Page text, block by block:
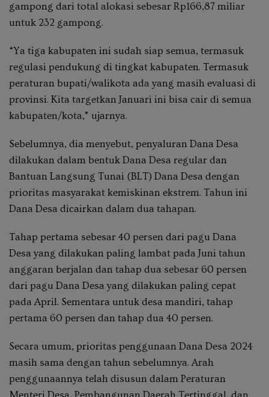
gampong dari total alokasi sebesar Rp166,87 miliar
untuk 232 gampong.
“Ya tiga kabupaten ini sudah siap semua, termasuk
regulasi pendukung di tingkat kabupaten. Termasuk
peraturan bupati/walikota ada yang masih evaluasi di
provinsi. Kita targetkan Januari ini bisa cair di semua
kabupaten/kota,” ujarnya.
Sebelumnya, dia menyebut, penyaluran Dana Desa
dilakukan dalam bentuk Dana Desa regular dan
Bantuan Langsung Tunai (BLT) Dana Desa dengan
prioritas masyarakat kemiskinan ekstrem. Tahun ini
Dana Desa dicairkan dalam dua tahapan.
Tahap pertama sebesar 40 persen dari pagu Dana
Desa yang dilakukan paling lambat pada Juni tahun
anggaran berjalan dan tahap dua sebesar 60 persen
dari pagu Dana Desa yang dilakukan paling cepat
pada April. Sementara untuk desa mandiri, tahap
pertama 60 persen dan tahap dua 40 persen.
Secara umum, prioritas penggunaan Dana Desa 2024
masih sama dengan tahun sebelumnya. Arah
penggunaannya telah disusun dalam Peraturan